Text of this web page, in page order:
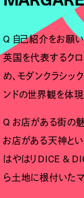
Q 自己紹介をお願い
英国を代表するクロ
め、モダンクラシ
ンドの世界観を体現
Q お店がある街の
お店がある天神と
はやはりDICE &
ら土地に根付いた